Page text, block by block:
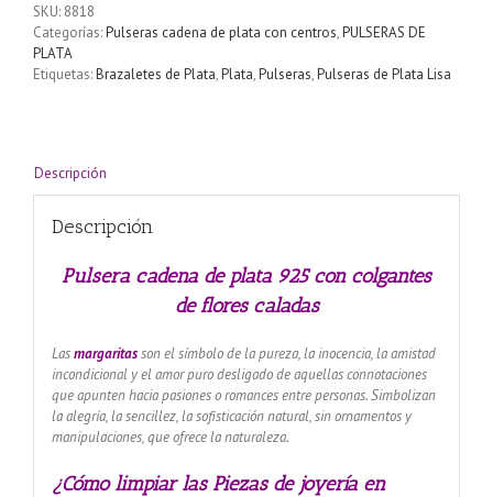
con
de
SKU: 8818
Categorías:Pulseras cadena de plata con centros,PULSERAS DE
PLATA
Etiquetas:Brazaletes de Plata,Plata,Pulseras,Pulseras de Plata Lisa
Descripción
Descripción
Pulsera cadena de plata 925 con colgantes
de flores caladas
Lasmargaritasson el símbolo de la pureza, la inocencia, la amistad
incondicional y el amor puro desligado de aquellas connotaciones
que apunten hacia pasiones o romances entre personas. Simbolizan
la alegría, la sencillez, la sofisticación natural, sin ornamentos y
manipulaciones, que ofrece la naturaleza.
¿Cómo limpiar las Piezas de joyería en